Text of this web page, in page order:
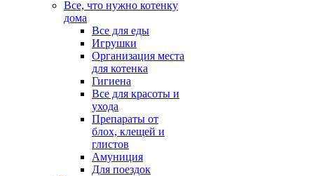
Все, что нужно котенку
дома
Все для еды
Игрушки
Организация места
для котенка
Гигиена
Все для красоты и
ухода
Препараты от
блох, клещей и
глистов
Амуниция
Для поездок